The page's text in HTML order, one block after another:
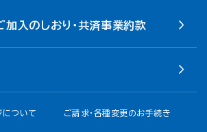
加入のしおり・共済事業約款
について ご請求・各種変更のお手続き